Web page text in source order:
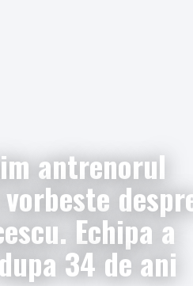
antrenorul
Echipa a
34 de ani